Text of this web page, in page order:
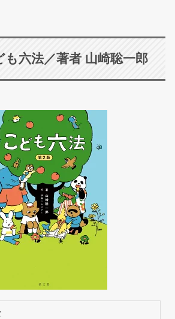
も六法／著者 山崎聡一郎